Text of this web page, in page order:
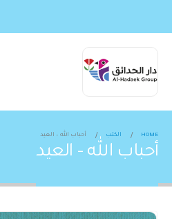
HOME الكتب أحباب الله – العيد
أحباب الله – العيد